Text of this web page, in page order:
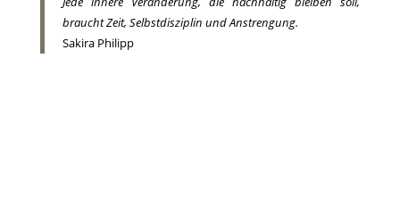
braucht Zeit, Selbstdisziplin und Anstrengung.
Sakira Philipp